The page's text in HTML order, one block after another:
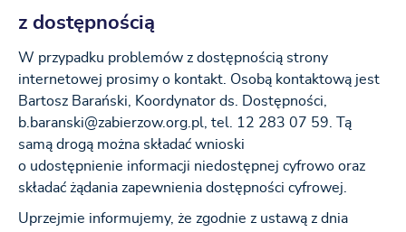
z dostępnością
W przypadku problemów z dostępnością strony
internetowej prosimy o kontakt. Osobą kontaktową jest
Bartosz Barański, Koordynator ds. Dostępności,
b.baranski@zabierzow.org.pl, tel. 12 283 07 59. Tą
samą drogą można składać wnioski
o udostępnienie informacji niedostępnej cyfrowo oraz
składać żądania zapewnienia dostępności cyfrowej.
Uprzejmie informujemy, że zgodnie z ustawą z dnia